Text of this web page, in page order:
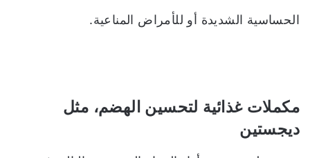
الحساسية الشديدة أو للأمراض المناعية.
مكملات غذائية لتحسين الهضم، مثل
ديجستين